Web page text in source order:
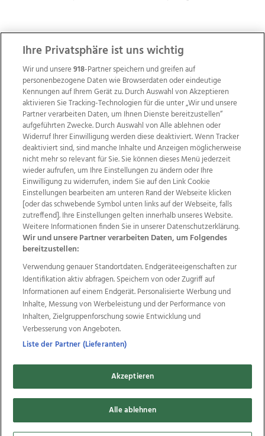
ZUR NACHRICHTENÜBERSICHT
Wir über uns Mediadaten Kontakt
Jobs
Datenschutz
Impressum
AGB Anzeigekunden
AGB Website
Ehrenkodex Politische Werbung
Weitere Angebote des Medienhauses Wimmer
TV1 di-mog-i.at OÖNow
Ischler Woche
Life Radio
OÖNachrichten
OÖN Immobilien
OÖN Karriere
OÖN Reise
Promenaden Galerien
Regionaljobs
wasistlos.at
Copyrights © 2026 Tips Zeitungs GmbH & Co KG
developed by11x11.net
Ihre Privatsphäre ist uns wichtig
Wir und unsere918-Partner speichern und greifen auf
personenbezogene Daten wie Browserdaten oder eindeutige
Kennungen auf Ihrem Gerät zu. Durch Auswahl von Akzeptieren
aktivieren Sie Tracking-Technologien für die unter „Wir und unsere
Partner verarbeiten Daten, um Ihnen Dienste bereitzustellen“
aufgeführten Zwecke. Durch Auswahl von Alle ablehnen oder
Widerruf Ihrer Einwilligung werden diese deaktiviert. Wenn Tracker
deaktiviert sind, sind manche Inhalte und Anzeigen möglicherweise
nicht mehr so relevant für Sie. Sie können dieses Menü jederzeit
wieder aufrufen, um Ihre Einstellungen zu ändern oder Ihre
Einwilligung zu widerrufen, indem Sie auf den Link Cookie
Einstellungen bearbeiten am unteren Rand der Webseite klicken
[oder das schwebende Symbol unten links auf der Webseite, falls
zutreffend]. Ihre Einstellungen gelten innerhalb unseres Website.
Weitere Informationen finden Sie in unserer Datenschutzerklärung.
Wir und unsere Partner verarbeiten Daten, um Folgendes
bereitzustellen:
Verwendung genauer Standortdaten. Endgeräteeigenschaften zur
Identifikation aktiv abfragen. Speichern von oder Zugriff auf
Informationen auf einem Endgerät. Personalisierte Werbung und
Inhalte, Messung von Werbeleistung und der Performance von
Inhalten, Zielgruppenforschung sowie Entwicklung und
Verbesserung von Angeboten.
Liste der Partner (Lieferanten)
Akzeptieren
Alle ablehnen